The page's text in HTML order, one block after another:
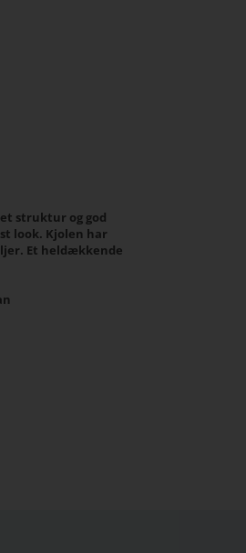
struktur og god
look. Kjolen har
Et heldækkende